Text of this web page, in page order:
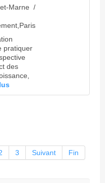
Marne /
pratiquer
des
3 Suivant Fin